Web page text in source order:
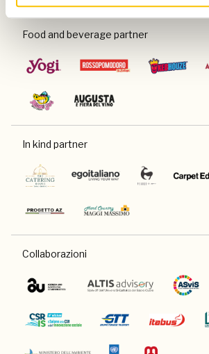
Food and beverage partner
In kind partner
Collaborazioni